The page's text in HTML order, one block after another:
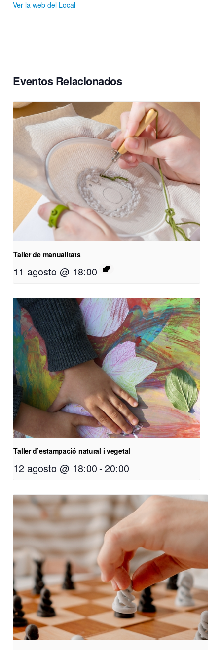
Ver la web del Local
Eventos Relacionados
Taller de manualitats
11 agosto @ 18:00
Taller d’estampació natural i vegetal
12 agosto @ 18:00 -20:00